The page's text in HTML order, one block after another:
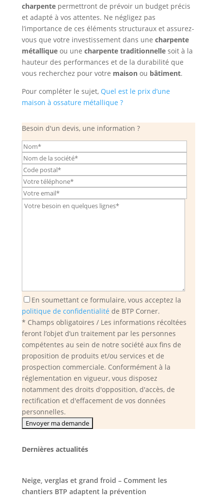
charpentepermettront de prévoir un budget précis
et adapté à vos attentes. Ne négligez pas
l’importance de ces éléments structuraux et assurez-
vous que votre investissement dans une charpente
métalliqueou une charpente traditionnellesoit à la
hauteur des performances et de la durabilité que
vous recherchez pour votre maisonou bâtiment.
Pour compléter le sujet, Quel est le prix d’une
maison à ossature métallique ?
Besoin d'un devis, une information ?
En soumettant ce formulaire, vous acceptez la
politique de confidentialité de BTP Corner.
* Champs obligatoires / Les informations récoltées
feront l’objet d’un traitement par les personnes
compétentes au sein de notre société aux fins de
proposition de produits et/ou services et de
prospection commerciale. Conformément à la
réglementation en vigueur, vous disposez
notamment des droits d'opposition, d'accès, de
rectification et d'effacement de vos données
personnelles.
Dernières actualités
Neige, verglas et grand froid – Comment les
chantiers BTP adaptent la prévention